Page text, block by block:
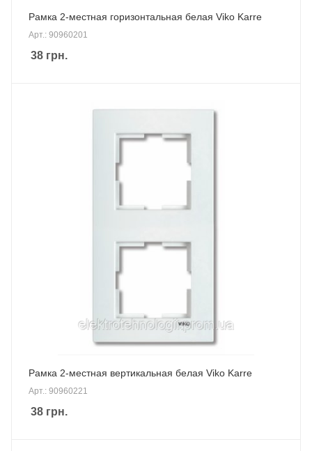
Рамка 2-местная горизонтальная белая Viko Karre
Арт.: 90960201
38 грн.
Рамка 2-местная вертикальная белая Viko Karre
Арт.: 90960221
38 грн.